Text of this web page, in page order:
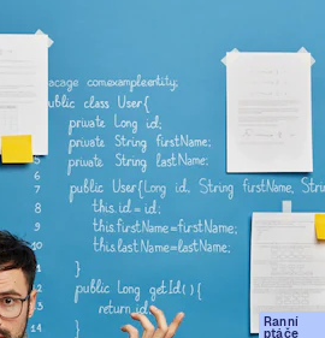
Produkty
Spaces
AI asistent
AI generátor
obrázků
AI generátor videa
AI hlasový
generátor
Academy
Dokumentace
Podpora
Podmínky použití
osobních údajů
Originály Ranní
ptáče